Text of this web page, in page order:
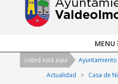
Navigation
MENU
Usted está aquí
Actualidad
> Casa de